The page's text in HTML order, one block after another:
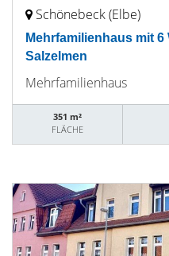
Schönebeck (Elbe)
Mehrfamilienhaus mit
Salzelmen
Mehrfamilienhaus
351 m²
FLÄCHE